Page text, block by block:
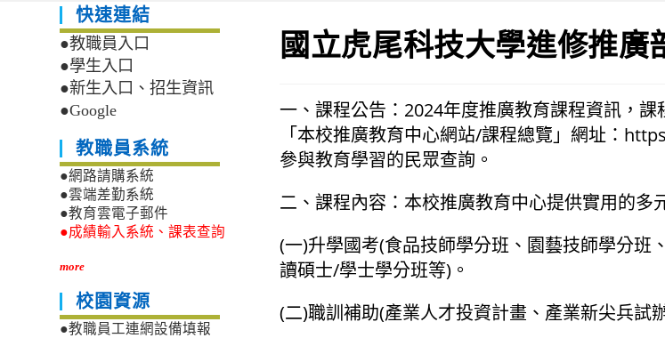
國立虎尾科技大學進修推廣
一、課程公告：2024年度推廣教育課程資訊，
「本校推廣教育中心網站/課程總覽」網址：
參與教育學習的民眾查詢。
二、課程內容：本校推廣教育中心提供實用的多
(一)升學國考(食品技師學分班、園藝技師學分班
讀碩士/學士學分班等)。
(二)職訓補助(產業人才投資計畫、產業新尖兵試
快速連結
●教職員入口
●學生入口
●新生入口、招生資訊
●Google
教職員系統
●網路請購系統
●雲端差勤系統
●教育雲電子郵件
●成績輸入系統、課表查詢
more
校園資源
●教職員工連網設備填報